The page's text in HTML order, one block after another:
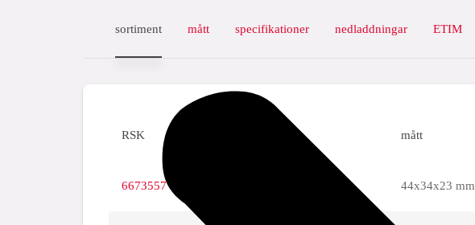
sortiment mått specifikationer nedladdningar ETIM
RSK mått
6673557 44x34x23 mm